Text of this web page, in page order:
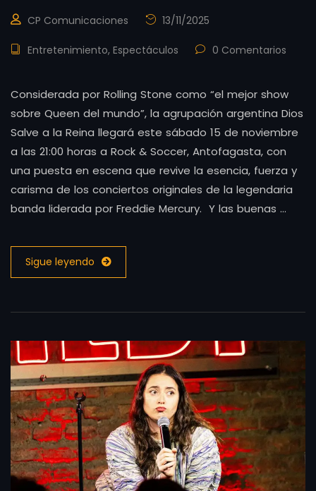
CP Comunicaciones 13/11/2025
Entretenimiento, Espectáculos 0 Comentarios
Considerada por Rolling Stone como “el mejor show
sobre Queen del mundo”, la agrupación argentina Dios
Salve a la Reina llegará este sábado 15 de noviembre
a las 21:00 horas a Rock & Soccer, Antofagasta, con
una puesta en escena que revive la esencia, fuerza y
carisma de los conciertos originales de la legendaria
banda liderada por Freddie Mercury. Y las buenas …
Sigue leyendo